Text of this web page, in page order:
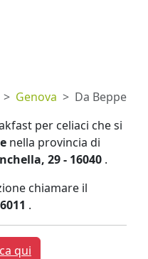
Genova
Da Beppe
per celiaci che si
nella provincia di
29 - 16040 .
chiamare il
.
qui